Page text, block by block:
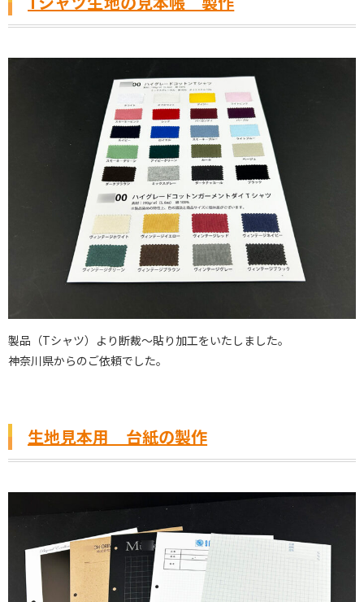
製品（Tシャツ）より断裁〜貼り加工をいたしました。
神奈川県からのご依頼でした。
生地見本用 台紙の製作